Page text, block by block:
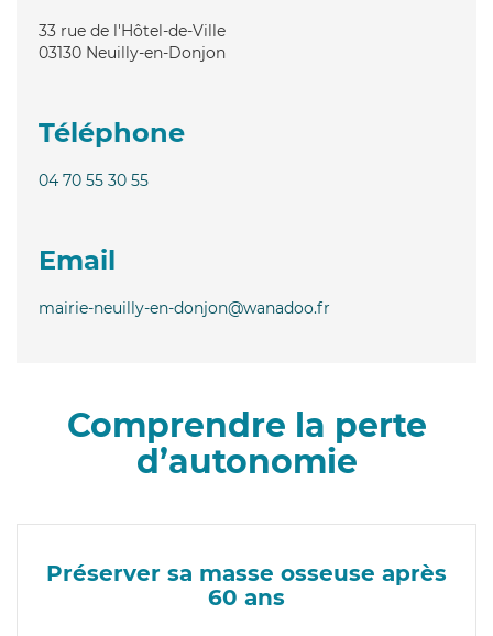
33 rue de l'Hôtel-de-Ville
03130 Neuilly-en-Donjon
Téléphone
04 70 55 30 55
Email
mairie-neuilly-en-donjon@wanadoo.fr
Comprendre la perte
d’autonomie
Préserver sa masse osseuse après
60 ans